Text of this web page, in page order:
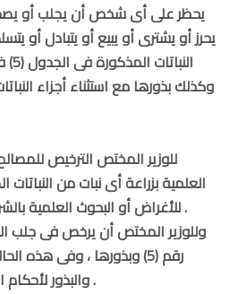
يحظر على أى شخص أن يجلب أو
يحرز أو يشترى أو يبيع أو يتبادل أو
وكذلك بذورها مع استثناء أجزاء
للوزير المختص الترخيص
العلمية بزراعة أى نبات من
للأغراض أو البحوث العلمية بالشروط التى يضعها لذلك .
وللوزير المختص أن يرخص فى جلب
رقم (5) وبذورها ، وفى هذه
والبذور لأحكام الفصلين الثانى والثالث .